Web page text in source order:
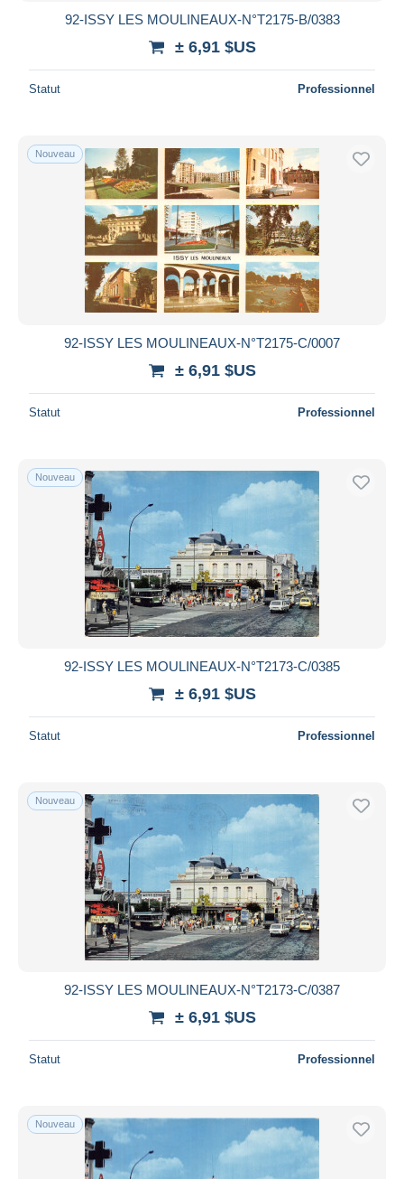
92-ISSY LES MOULINEAUX-N°T2175-B/0383
± 6,91 $US
Statut Professionnel
Nouveau
92-ISSY LES MOULINEAUX-N°T2175-C/0007
± 6,91 $US
Statut Professionnel
Nouveau
92-ISSY LES MOULINEAUX-N°T2173-C/0385
± 6,91 $US
Statut Professionnel
Nouveau
92-ISSY LES MOULINEAUX-N°T2173-C/0387
± 6,91 $US
Statut Professionnel
Nouveau